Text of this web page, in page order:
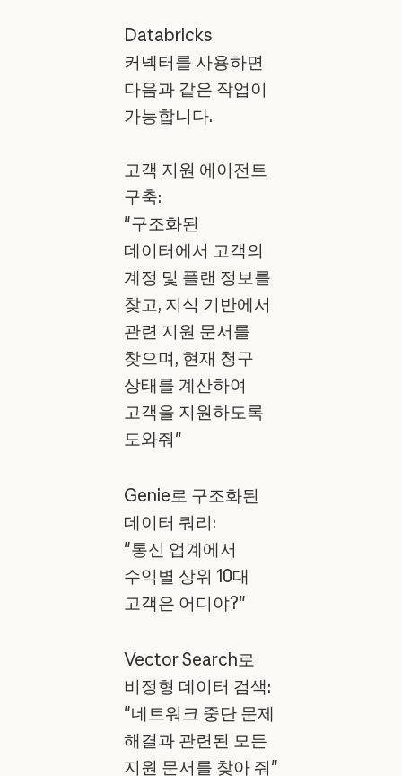
Databricks
커넥터를 사용하면
다음과 같은 작업이
가능합니다.
고객 지원 에이전트
구축:
"구조화된
데이터에서 고객의
계정 및 플랜 정보를
찾고, 지식 기반에서
관련 지원 문서를
찾으며, 현재 청구
상태를 계산하여
고객을 지원하도록
도와줘"
Genie로 구조화된
데이터 쿼리:
"통신 업계에서
수익별 상위 10대
고객은 어디야?"
Vector Search로
비정형 데이터 검색:
"네트워크 중단 문제
해결과 관련된 모든
지원 문서를 찾아 줘"